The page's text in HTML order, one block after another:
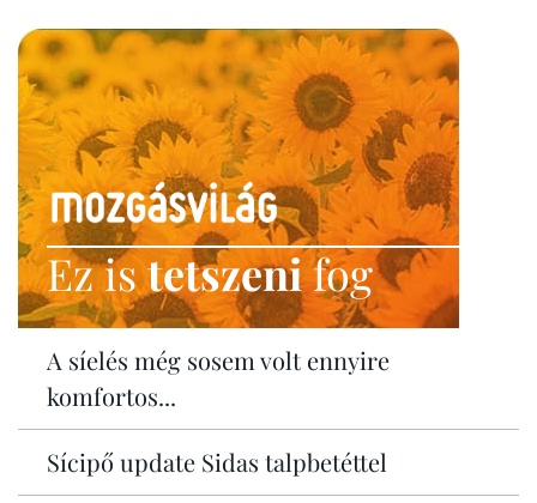
Ez istetszenifog
A síelés még sosem volt ennyire
komfortos...
Sícipő update Sidas talpbetéttel